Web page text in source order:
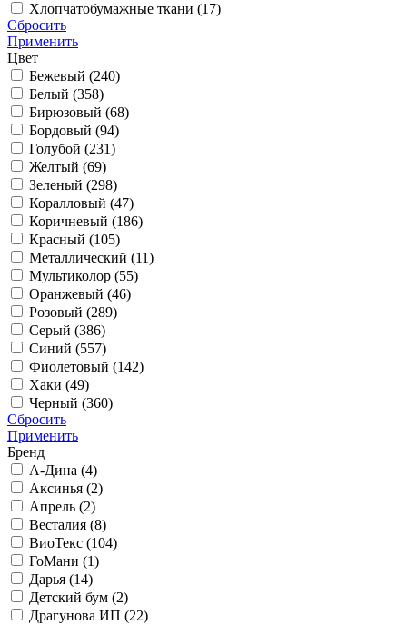
Хлопчатобумажные ткани (17)
Сбросить
Применить
Цвет
Бежевый (240)
Белый (358)
Бирюзовый (68)
Бордовый (94)
Голубой (231)
Желтый (69)
Зеленый (298)
Коралловый (47)
Коричневый (186)
Красный (105)
Металлический (11)
Мультиколор (55)
Оранжевый (46)
Розовый (289)
Серый (386)
Синий (557)
Фиолетовый (142)
Хаки (49)
Черный (360)
Сбросить
Применить
Бренд
А-Дина (4)
Аксинья (2)
Апрель (2)
Весталия (8)
ВиоТекс (104)
ГоМани (1)
Дарья (14)
Детский бум (2)
Драгунова ИП (22)